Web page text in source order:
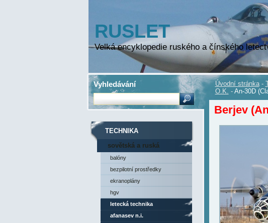
RUSLET
Velká encyklopedie ruského a čínského
Úvodní stránka -
O.K. - An-30D
Berjev
TECHNIKA
sovětská a ruská
technika
balóny
bezpilotní prostředky
ekranoplány
hgv
letecká technika
afanasev n.i.
Vyhledávání